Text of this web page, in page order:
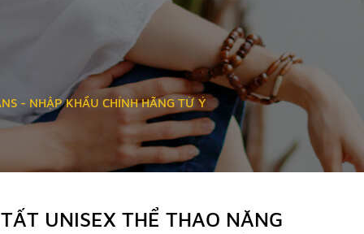
- NHẬP KHẨU CHÍNH HÃNG TỪ Ý
UNISEX THỂ THAO NĂNG